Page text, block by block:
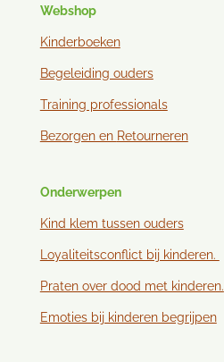
Webshop
Kinderboeken
Begeleiding ouders
Training professionals
Bezorgen en Retourneren
Onderwerpen
Kind klem tussen ouders
Loyaliteitsconflict bij kinderen.
Praten over dood met kinderen.
Emoties bij kinderen begrijpen